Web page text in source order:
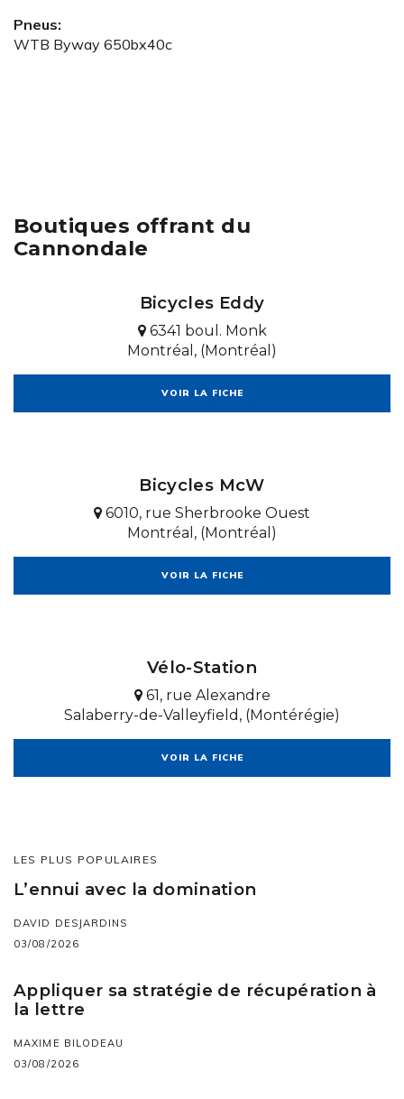
Pneus:
WTB Byway 650bx40c
Boutiques offrant du
Cannondale
Bicycles Eddy
6341 boul. Monk
Montréal, (Montréal)
VOIR LA FICHE
Bicycles McW
6010, rue Sherbrooke Ouest
Montréal, (Montréal)
VOIR LA FICHE
Vélo-Station
61, rue Alexandre
Salaberry-de-Valleyfield, (Montérégie)
VOIR LA FICHE
LES PLUS POPULAIRES
L’ennui avec la domination
DAVID DESJARDINS
03/08/2026
Appliquer sa stratégie de récupération à
la lettre
MAXIME BILODEAU
03/08/2026